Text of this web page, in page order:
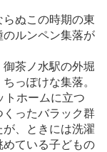
ぬこの時期の東
ルンペン集落が
茶ノ水駅の外堀
っぽけな集落。
トホームに立つ
くったバラック群
、ときには洗濯
めている子どもの